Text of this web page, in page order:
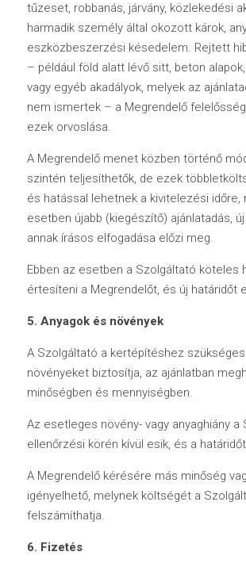
tűzeset, robbanás, járvány, közlekedési
harmadik személy által okozott károk,
eszközbeszerzési késedelem. Rejtett
– például föld alatt lévő sitt, beton
vagy egyéb akadályok, melyek az
nem ismertek – a Megrendelő
ezek orvoslása.
A Megrendelő menet közben történő
szintén teljesíthetők, de ezek
és hatással lehetnek a kivitelezési időre,
esetben újabb (kiegészítő) ajánlatadás,
annak írásos elfogadása előzi meg.
Ebben az esetben a Szolgáltató köteles
értesíteni a Megrendelőt, és új határidőt
5. Anyagok és növények
A Szolgáltató a kertépítéshez
növényeket biztosítja, az ajánlatban
minőségben és mennyiségben.
Az esetleges növény- vagy anyaghiány a
ellenőrzési körén kívül esik, és a
A Megrendelő kérésére más minőség
igényelhető, melynek költségét a
felszámíthatja.
6. Fizetés